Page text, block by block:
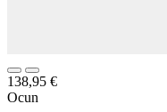
138,95 €
Ocun